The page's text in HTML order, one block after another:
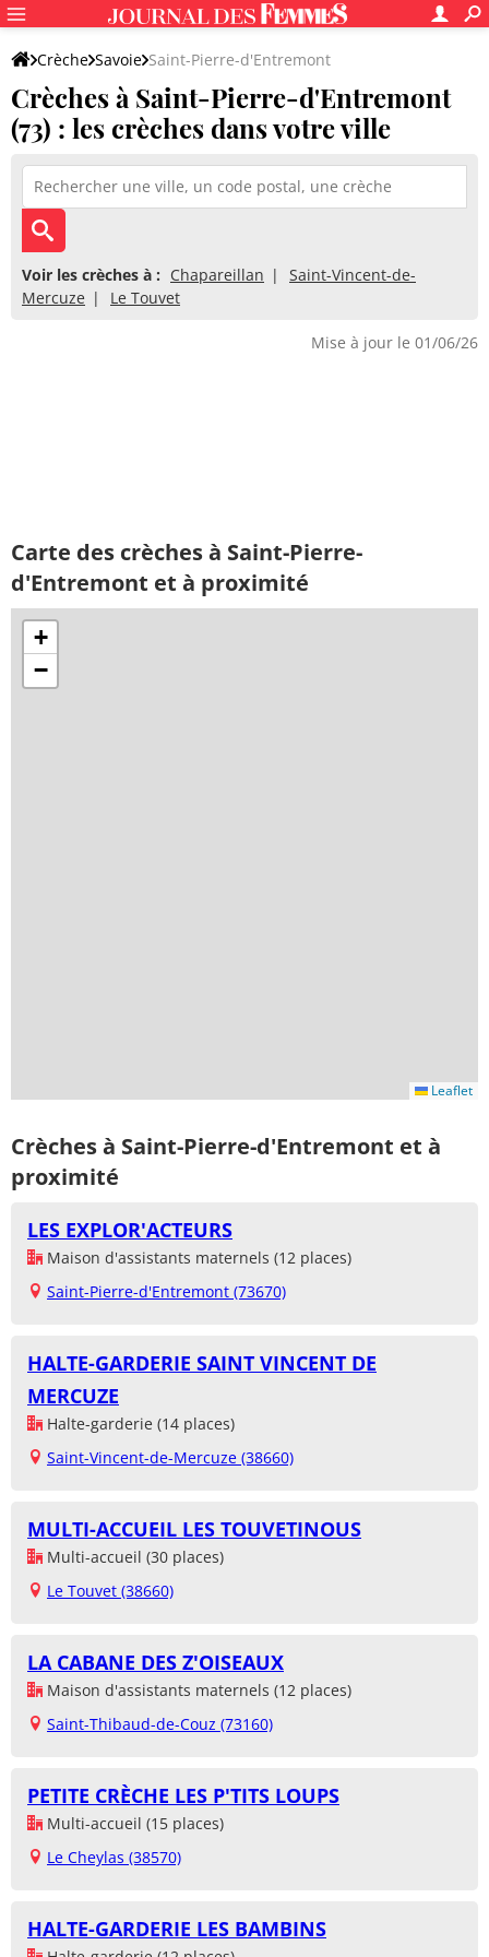
Crèche Savoie Saint-Pierre-d'Entremont
Crèches à Saint-Pierre-d'Entremont
(73) : les crèches dans votre ville
Voir les crèches à : Chapareillan
Saint-Vincent-de-
Mercuze
Le Touvet
Mise à jour le 01/06/26
Carte des crèches à Saint-Pierre-
d'Entremont et à proximité
+
−
Leaflet
Crèches à Saint-Pierre-d'Entremont et à
proximité
LES EXPLOR'ACTEURS
Maison d'assistants maternels (12 places)
Saint-Pierre-d'Entremont (73670)
HALTE-GARDERIE SAINT VINCENT DE
MERCUZE
Halte-garderie (14 places)
Saint-Vincent-de-Mercuze (38660)
MULTI-ACCUEIL LES TOUVETINOUS
Multi-accueil (30 places)
Le Touvet (38660)
LA CABANE DES Z'OISEAUX
Maison d'assistants maternels (12 places)
Saint-Thibaud-de-Couz (73160)
PETITE CRÈCHE LES P'TITS LOUPS
Multi-accueil (15 places)
Le Cheylas (38570)
HALTE-GARDERIE LES BAMBINS